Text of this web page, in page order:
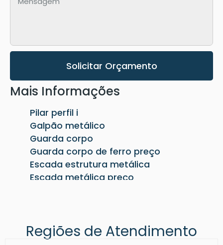
Solicitar Orçamento
Mais Informações
Pilar perfil i
Galpão metálico
Guarda corpo
Guarda corpo de ferro preço
Escada estrutura metálica
Escada metálica preço
Pergolado de ferro preço
Terças metálicas para telhado
Regiões de Atendimento